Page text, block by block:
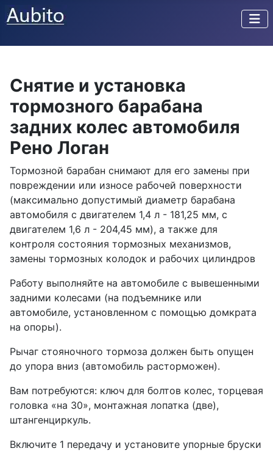
Снятие и установка
тормозного барабана
задних колес автомобиля
Рено Логан
Тормозной барабан снимают для его замены при
повреждении или износе рабочей поверхности
(максимально допустимый диаметр барабана
автомобиля с двигателем 1,4 л - 181,25 мм, с
двигателем 1,6 л - 204,45 мм), а также для
контроля состояния тормозных механизмов,
замены тормозных колодок и рабочих цилиндров
Работу выполняйте на автомобиле с вывешенными
задними колесами (на подъемнике или
автомобиле, установленном с помощью домкрата
на опоры).
Рычаг стояночного тормоза должен быть опущен
до упора вниз (автомобиль расторможен).
Вам потребуются: ключ для болтов колес, торцевая
головка «на 30», монтажная лопатка (две),
штангенциркуль.
Включите 1 передачу и установите упорные бруски